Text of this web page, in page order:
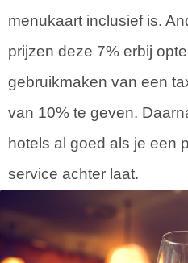
menukaart inclusief is.
prijzen deze 7% erbij
gebruikmaken van een
van 10% te geven.
hotels al goed als je een
service achter laat.